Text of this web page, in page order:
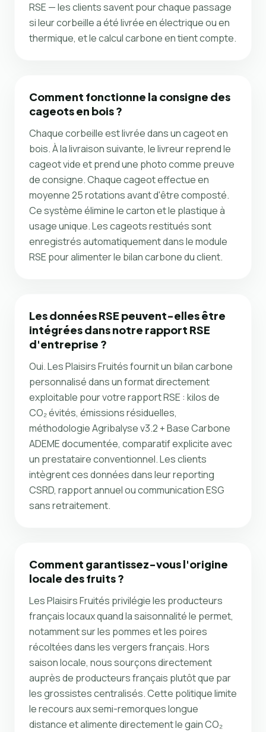
RSE — les clients savent pour chaque passage
si leur corbeille a été livrée en électrique ou en
thermique, et le calcul carbone en tient compte.
Comment fonctionne la consigne des
cageots en bois ?
Chaque corbeille est livrée dans un cageot en
bois. À la livraison suivante, le livreur reprend le
cageot vide et prend une photo comme preuve
de consigne. Chaque cageot effectue en
moyenne 25 rotations avant d'être composté.
Ce système élimine le carton et le plastique à
usage unique. Les cageots restitués sont
enregistrés automatiquement dans le module
RSE pour alimenter le bilan carbone du client.
Les données RSE peuvent-elles être
intégrées dans notre rapport RSE
d'entreprise ?
Oui. Les Plaisirs Fruités fournit un bilan carbone
personnalisé dans un format directement
exploitable pour votre rapport RSE : kilos de
CO₂ évités, émissions résiduelles,
méthodologie Agribalyse v3.2 + Base Carbone
ADEME documentée, comparatif explicite avec
un prestataire conventionnel. Les clients
intègrent ces données dans leur reporting
CSRD, rapport annuel ou communication ESG
sans retraitement.
Comment garantissez-vous l'origine
locale des fruits ?
Les Plaisirs Fruités privilégie les producteurs
français locaux quand la saisonnalité le permet,
notamment sur les pommes et les poires
récoltées dans les vergers français. Hors
saison locale, nous sourçons directement
auprès de producteurs français plutôt que par
les grossistes centralisés. Cette politique limite
le recours aux semi-remorques longue
distance et alimente directement le gain CO₂